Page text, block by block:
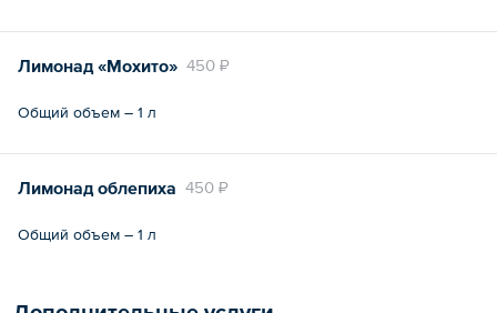
450 ₽
Лимонад «Мохито»
Общий объем – 1 л
450 ₽
Лимонад облепиха
Общий объем – 1 л